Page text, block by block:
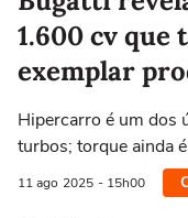
1.600 cv que
exemplar
Hipercarro é um
turbos; torque ainda
11 ago 2025 - 15h00